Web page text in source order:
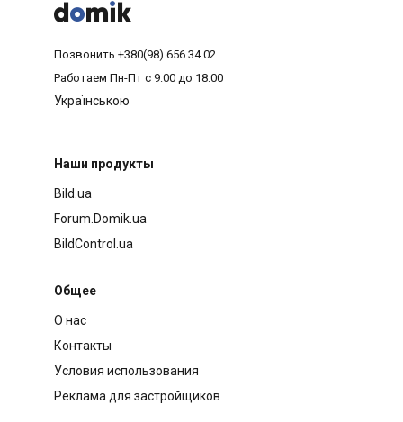



Позвонить +380(98) 656 34 02
Работаем Пн-Пт с 9:00 до 18:00
Українською
Наши продукты
Bild.ua
Forum.Domik.ua
BildControl.ua
Общее
О нас
Контакты
Условия использования
Реклама для застройщиков